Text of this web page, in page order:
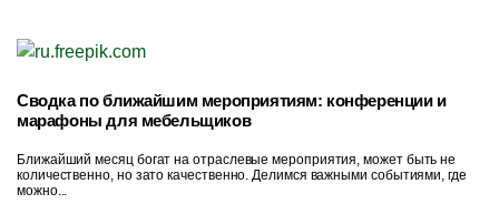
Сводка по ближайшим мероприятиям: конференции и
марафоны для мебельщиков
Ближайший месяц богат на отраслевые мероприятия, может быть не
количественно, но зато качественно. Делимся важными событиями, где
можно...